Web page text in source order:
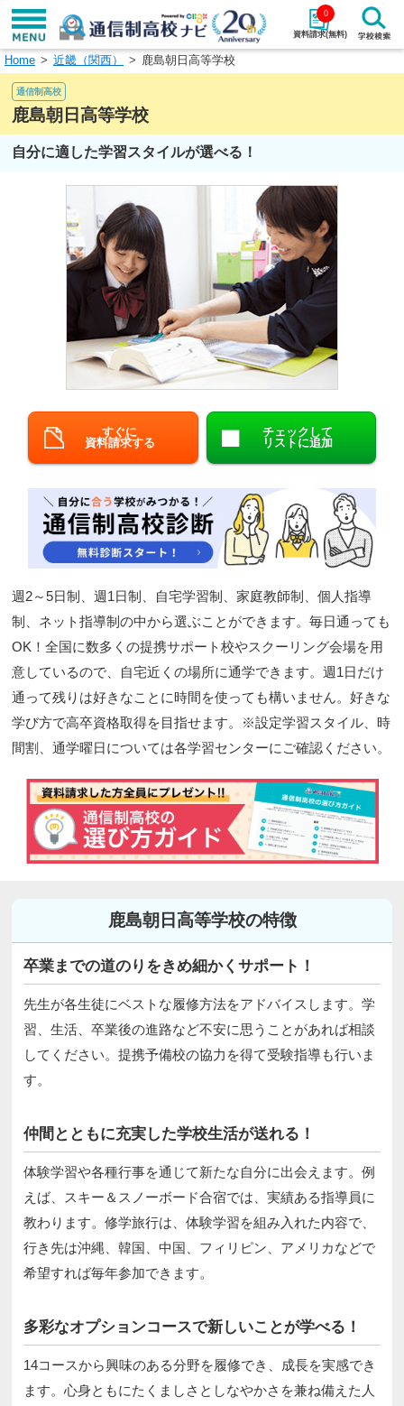
資料請求(無料)
0
学校名で探す
エリアから探す
エリアを選択して探す
北海道・東北
北陸・甲信越
中国
九州・沖縄
閉じる
Home 近畿（関西） 鹿島朝日高等学校
通信制高校
鹿島朝日高等学校
自分に適した学習スタイルが選べる！
すぐに
資料請求する
チェックして
リストに追加
週2～5日制、週1日制、自宅学習制、家庭教師制、個人指導
制、ネット指導制の中から選ぶことができます。毎日通っても
OK！全国に数多くの提携サポート校やスクーリング会場を用
意しているので、自宅近くの場所に通学できます。週1日だけ
通って残りは好きなことに時間を使っても構いません。好きな
学び方で高卒資格取得を目指せます。※設定学習スタイル、時
間割、通学曜日については各学習センターにご確認ください。
鹿島朝日高等学校の特徴
卒業までの道のりをきめ細かくサポート！
先生が各生徒にベストな履修方法をアドバイスします。学
習、生活、卒業後の進路など不安に思うことがあれば相談
してください。提携予備校の協力を得て受験指導も行いま
す。
仲間とともに充実した学校生活が送れる！
体験学習や各種行事を通じて新たな自分に出会えます。例
えば、スキー＆スノーボード合宿では、実績ある指導員に
教わります。修学旅行は、体験学習を組み入れた内容で、
行き先は沖縄、韓国、中国、フィリピン、アメリカなどで
希望すれば毎年参加できます。
多彩なオプションコースで新しいことが学べる！
14コースから興味のある分野を履修でき、成長を実感でき
ます。心身ともにたくましさとしなやかさを兼ね備えた人